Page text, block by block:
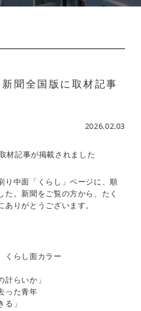
聞全国版に取材記事
2026.02.03
記事が掲載されました
り中面「くらし」ページに、順
。新聞をご覧の方から、たく
りがとうございます。
らし面カラー
らいか」
った青年
」